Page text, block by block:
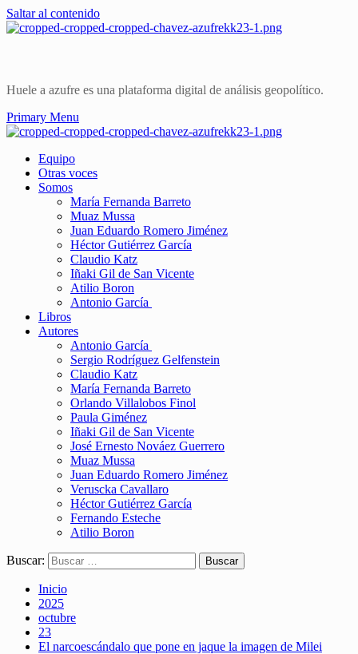
Saltar al contenido
Huele a azufre es una plataforma digital de análisis geopolítico.
Primary Menu
Equipo
Otras voces
Somos
María Fernanda Barreto
Muaz Mussa
Juan Eduardo Romero Jiménez
Héctor Gutiérrez García
Claudio Katz
Iñaki Gil de San Vicente
Atilio Boron
Antonio García
Libros
Autores
Antonio García
Sergio Rodríguez Gelfenstein
Claudio Katz
María Fernanda Barreto
Orlando Villalobos Finol
Paula Giménez
Iñaki Gil de San Vicente
José Ernesto Nováez Guerrero
Muaz Mussa
Juan Eduardo Romero Jiménez
Veruscka Cavallaro
Héctor Gutiérrez García
Fernando Esteche
Atilio Boron
Buscar:
Inicio
2025
octubre
23
El narcoescándalo que pone en jaque la imagen de Milei